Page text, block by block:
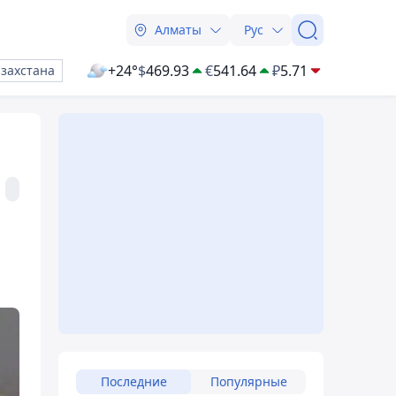
Алматы Рус
+24°$469.93 €541.64 ₽5.71
Последние Популярные